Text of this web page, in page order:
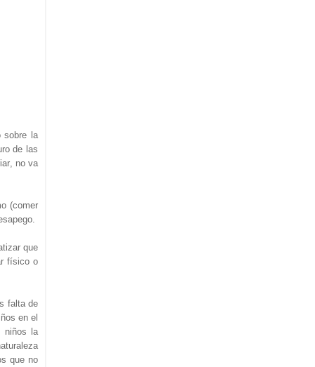
sobre la
de las
no va
(comer
que
físico o
falta de
en el
niños la
que no